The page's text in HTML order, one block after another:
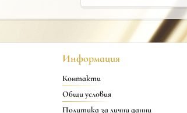
Информация
Контакти
Общи условия
Политика за лични данни